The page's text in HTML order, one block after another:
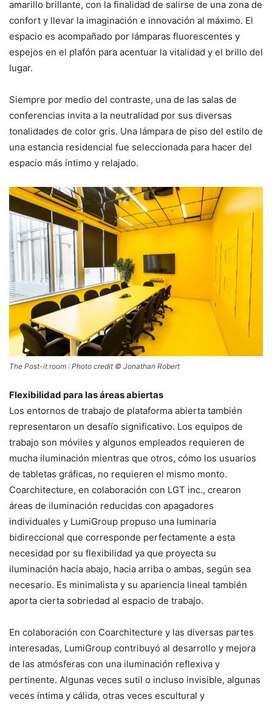
amarillo brillante, con la finalidad de salirse de una zona de
confort y llevar la imaginación e innovación al máximo. El
espacio es acompañado por lámparas fluorescentes y
espejos en el plafón para acentuar la vitalidad y el brillo del
lugar.
Siempre por medio del contraste, una de las salas de
conferencias invita a la neutralidad por sus diversas
tonalidades de color gris. Una lámpara de piso del estilo de
una estancia residencial fue seleccionada para hacer del
espacio más íntimo y relajado.
The Post-it room : Photo credit © Jonathan Robert
Flexibilidad para las áreas abiertas
Los entornos de trabajo de plataforma abierta también
representaron un desafío significativo. Los equipos de
trabajo son móviles y algunos empleados requieren de
mucha iluminación mientras que otros, cómo los usuarios
de tabletas gráficas, no requieren el mismo monto.
Coarchitecture, en colaboración con LGT inc., crearon
áreas de iluminación reducidas con apagadores
individuales y LumiGroup propuso una luminaria
bidireccional que corresponde perfectamente a esta
necesidad por su flexibilidad ya que proyecta su
iluminación hacia abajo, hacia arriba o ambas, según sea
necesario. Es minimalista y su apariencia lineal también
aporta cierta sobriedad al espacio de trabajo.
En colaboración con Coarchitecture y las diversas partes
interesadas, LumiGroup contribuyó al desarrollo y mejora
de las atmósferas con una iluminación reflexiva y
pertinente. Algunas veces sutil o incluso invisible, algunas
veces íntima y cálida, otras veces escultural y